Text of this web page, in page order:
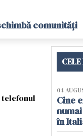
comunități
telefonul
04
Cine
în